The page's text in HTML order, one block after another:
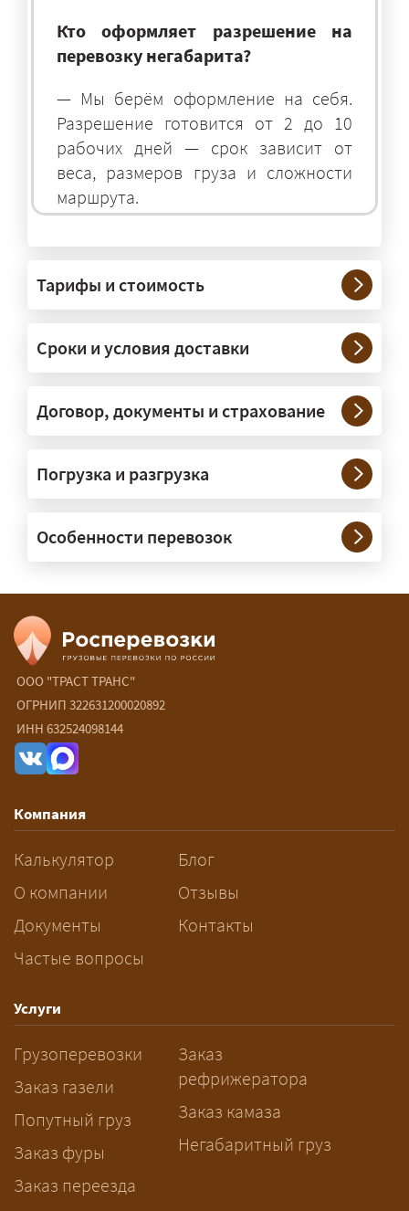
Кто оформляет разрешение на
перевозку негабарита?
— Мы берём оформление на себя.
Разрешение готовится от 2 до 10
рабочих дней — срок зависит от
веса, размеров груза и сложности
маршрута.
— На тралах и низкорамниках —
платформах, рассчитанных на
крупногабаритную технику и
конструкции. Транспорт подбираем
под конкретные размеры и вес груза.
сопровождение?
организуем. Потребность в машинах
прикрытия зависит от габаритов
груза и маршрута; это определяется
Сколько стоит перевозка
негабарита?
— От 90 ₽/км. Точная стоимость
рассчитывается индивидуально:
влияют габариты и вес груза,
разрешений и машин
сопровождения.
За сколько дней заказывать
перевозку негабарита?
— Заранее: только оформление
рабочих дней. Оставьте заявку
заблаговременно — логист
рассчитает маршрут и запустит
подготовку документов.
Тарифы и стоимость
Сроки и условия доставки
Договор, документы и страхование
Погрузка и разгрузка
Особенности перевозок
ООО "ТРАСТ ТРАНС"
ОГРНИП 322631200020892
ИНН 632524098144
Компания
Калькулятор
О компании
Документы
Частые вопросы
Блог
Отзывы
Контакты
Услуги
Грузоперевозки
Заказ газели
Попутный груз
Заказ фуры
Заказ переезда
Заказ
рефрижератора
Заказ камаза
Негабаритный груз